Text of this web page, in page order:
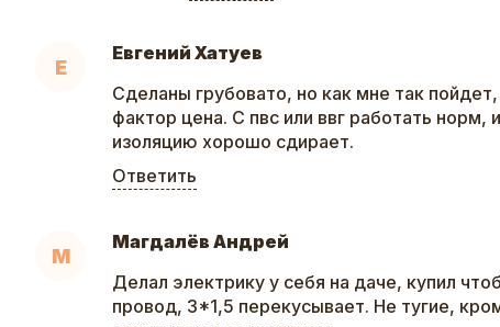
Е
Евгений Хатуев
Сделаны грубовато, но как мне так
фактор цена. С пвс или ввг работать норм,
изоляцию хорошо сдирает.
Ответить
М
Магдалёв Андрей
Делал электрику у себя на даче, купил
провод, 3*1,5 перекусывает. Не тугие,